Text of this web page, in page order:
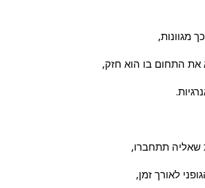
מגוונות,
התחום בו הוא חזק,
שאליה תתחברו,
לאורך זמן,